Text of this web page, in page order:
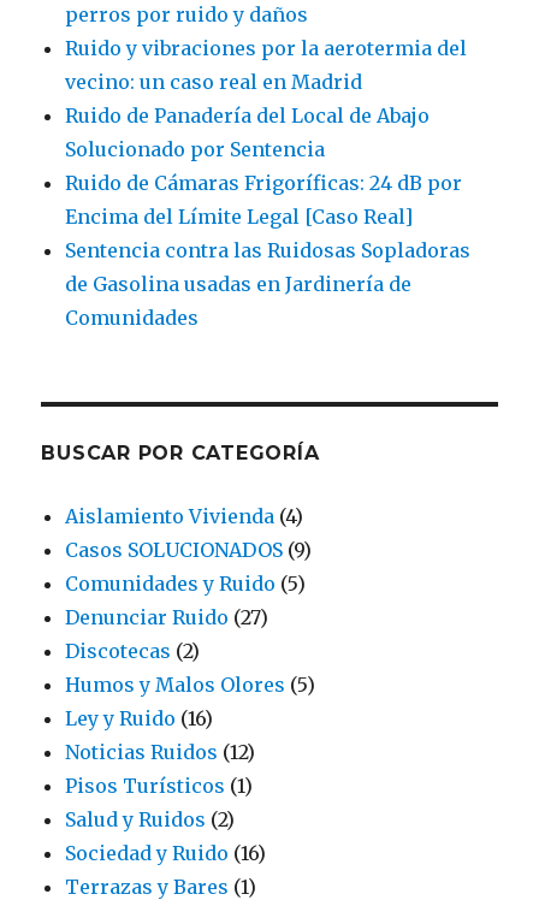
perros por ruido y daños
Ruido y vibraciones por la aerotermia del
vecino: un caso real en Madrid
Ruido de Panadería del Local de Abajo
Solucionado por Sentencia
Ruido de Cámaras Frigoríficas: 24 dB por
Encima del Límite Legal [Caso Real]
Sentencia contra las Ruidosas Sopladoras
de Gasolina usadas en Jardinería de
Comunidades
BUSCAR POR CATEGORÍA
Aislamiento Vivienda (4)
Casos SOLUCIONADOS (9)
Comunidades y Ruido (5)
Denunciar Ruido (27)
Discotecas (2)
Humos y Malos Olores (5)
Ley y Ruido (16)
Noticias Ruidos (12)
Pisos Turísticos (1)
Salud y Ruidos (2)
Sociedad y Ruido (16)
Terrazas y Bares (1)